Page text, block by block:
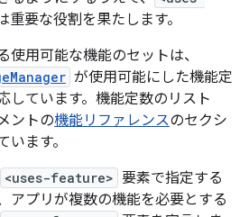
重要な役割を果たします。
使用可能な機能のセットは、
が使用可能にした機能定
しています。機能定数のリスト
ントの機能リファレンスのセクシ
います。
<uses-feature> 要素で指定する
アプリが複数の機能を必要とする